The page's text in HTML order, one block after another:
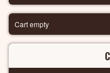
Cart empty